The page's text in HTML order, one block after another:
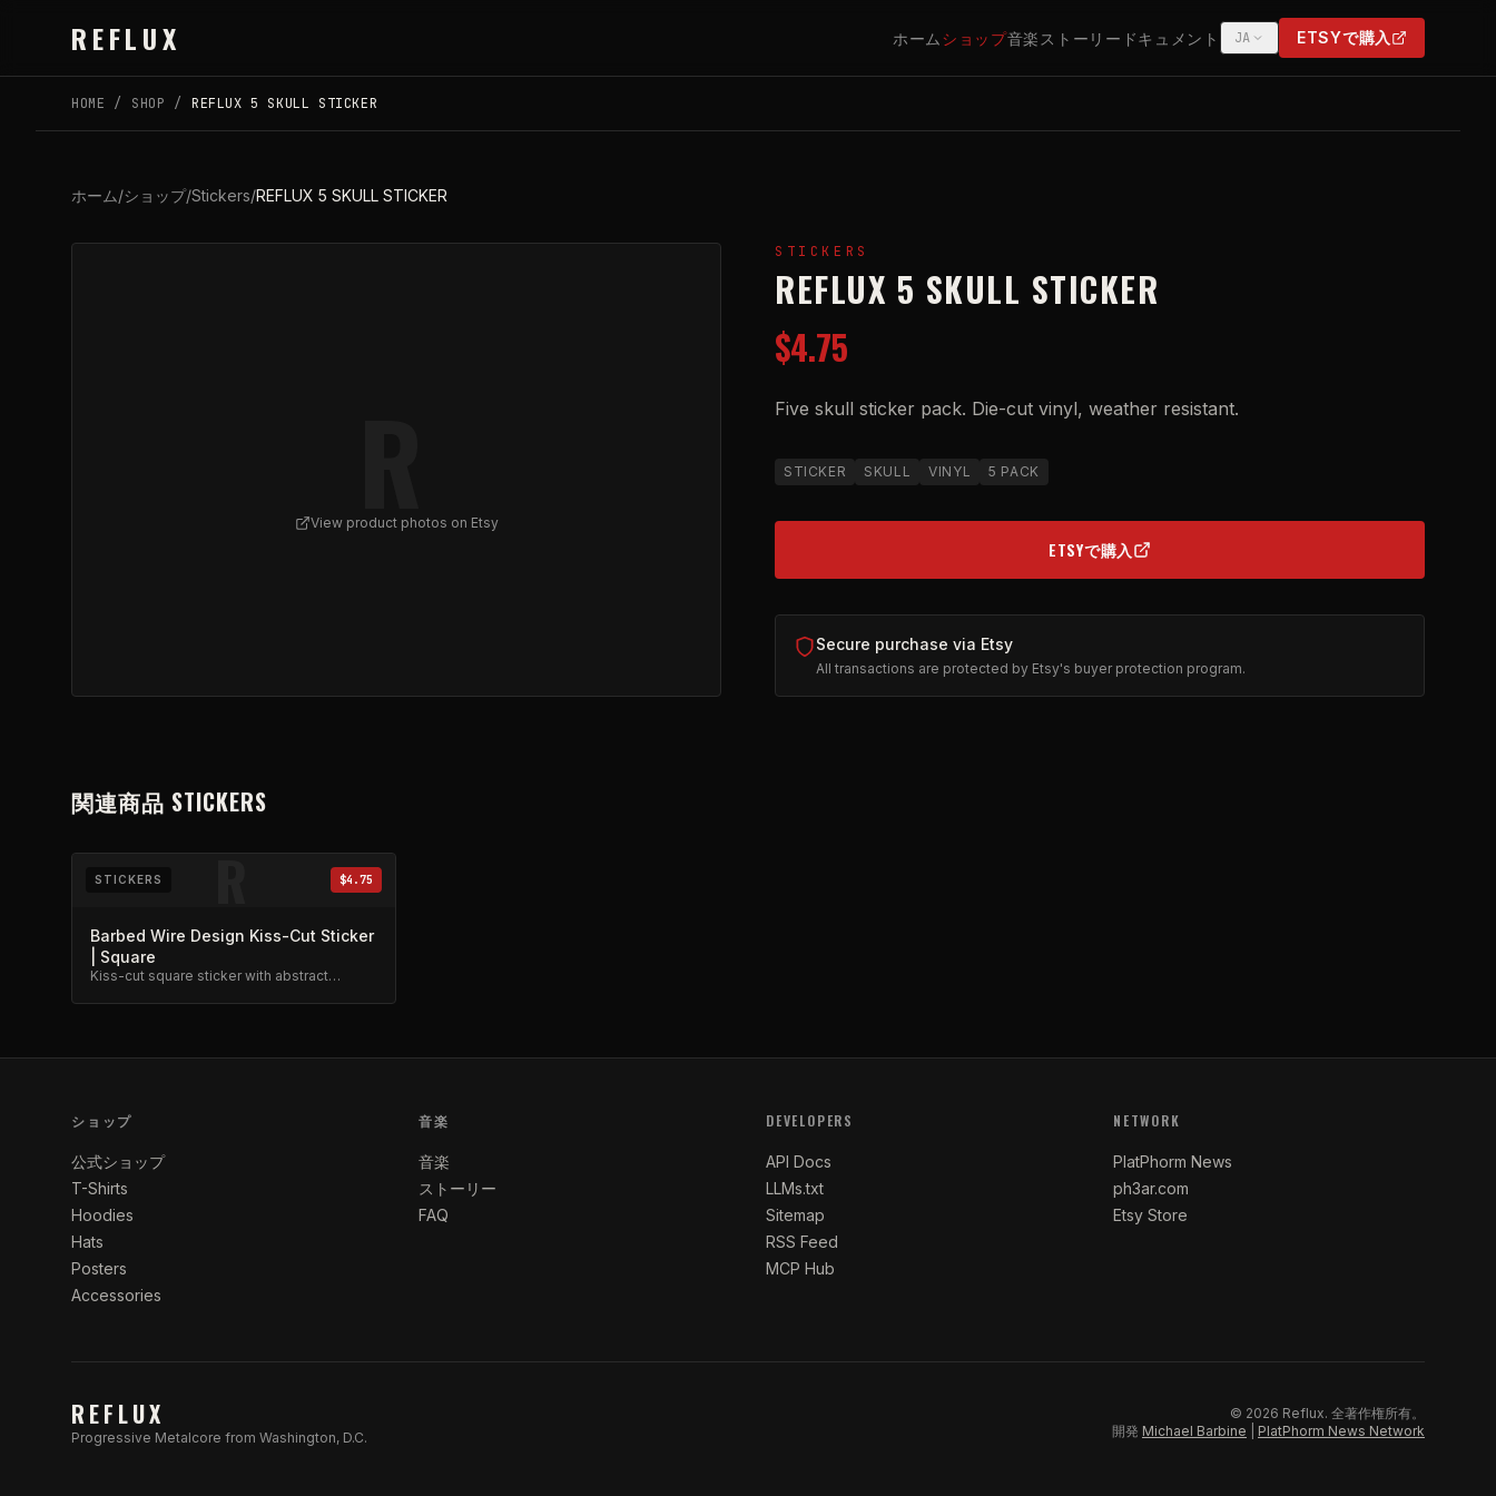
REFLUX ホーム ショップ音楽 ストーリー ドキュメント JA ETSYで購入
(OPENS IN NEW TAB)
HOME / SHOP / REFLUX 5 SKULL STICKER
ホーム/ショップ/Stickers/REFLUX 5 SKULL STICKER
View product photos on Etsy
STICKERS
REFLUX 5 SKULL STICKER
$4.75
Five skull sticker pack. Die-cut vinyl, weather resistant.
STICKER SKULL VINYL 5 PACK
ETSYで購入(OPENS IN NEW TAB)
Secure purchase via Etsy
All transactions are protected by Etsy's buyer protection program.
関連商品 STICKERS
R
STICKERS $4.75
Barbed Wire Design Kiss-Cut Sticker
| Square
Kiss-cut square sticker with abstract
ショップ
公式ショップ
T-Shirts
Hoodies
Hats
Posters
Accessories
音楽
音楽
ストーリー
FAQ
DEVELOPERS
API Docs
LLMs.txt
Sitemap
RSS Feed
MCP Hub
NETWORK
PlatPhorm News
ph3ar.com
Etsy Store
REFLUX
Progressive Metalcore from Washington, D.C.
© 2026 Reflux. 全著作権所有。
開発 Michael Barbine PlatPhorm News Network